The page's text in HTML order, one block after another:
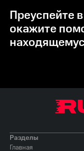
Преуспейте в первом бою и
окажите
Разделы
Главная